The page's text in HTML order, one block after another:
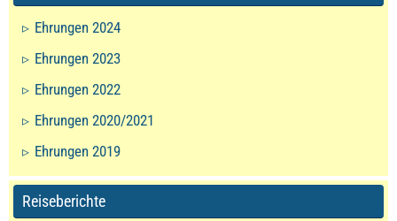
Ehrungen 2024
Ehrungen 2023
Ehrungen 2022
Ehrungen 2020/2021
Ehrungen 2019
Reiseberichte